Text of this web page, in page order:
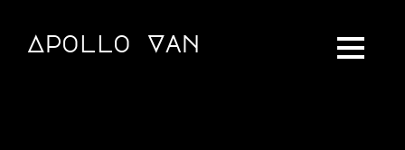
Apollo Van
Blog Vanlife & Van Mercedes Marco